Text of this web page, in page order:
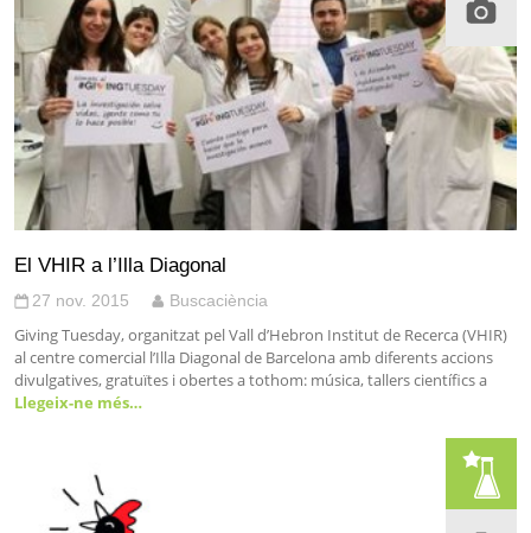
El VHIR a l’Illa Diagonal
27 nov. 2015 Buscaciència
Giving Tuesday, organitzat pel Vall d’Hebron Institut de Recerca (VHIR)
al centre comercial l’Illa Diagonal de Barcelona amb diferents accions
divulgatives, gratuïtes i obertes a tothom: música, tallers científics a
Llegeix-ne més…